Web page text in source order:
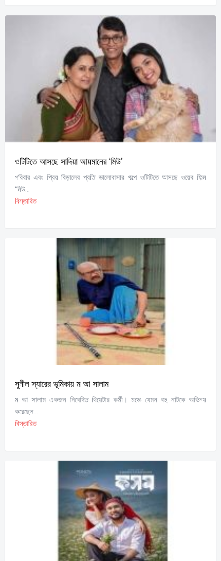
ওটিটিতে আসছে সাদিয়া আয়মানের ‘মিউ’
পরিবার এবং প্রিয় বিড়ালের প্রতি ভালোবাসার গল্পে ওটিটিতে আসছে ওয়েব ফিল্ম
‘মিউ...
বিস্তারিত
সুনীল স্যারের ভূমিকায় ম আ সালাম
ম আ সালাম একজন নিবেদিত থিয়েটার কর্মী। মঞ্চে যেমন বহু নাটকে অভিনয়
করেছেন...
বিস্তারিত